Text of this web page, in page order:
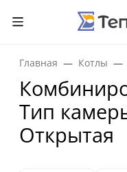
Главная Котлы
Тип
Открытая